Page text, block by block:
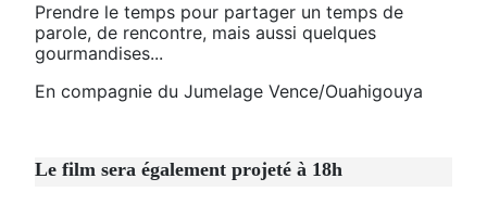
Prendre le temps pour partager un temps de
parole, de rencontre, mais aussi quelques
gourmandises...
En compagnie du Jumelage Vence/Ouahigouya
Le film sera également projeté à 18h